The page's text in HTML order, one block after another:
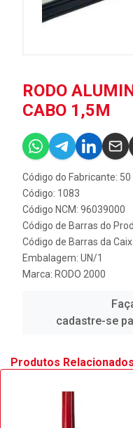
RODO
CABO 1,5M
Código do Fabricante: 50
Código: 1083
Código NCM: 96039000
Código de Barras do
Código de Barras da
Embalagem: UN/1
Marca: RODO 2000
cadastre-se
Produtos Relacionados